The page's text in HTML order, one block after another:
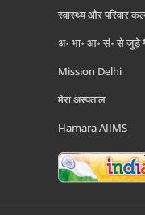
स्वास्थ्य और परिवार
अ॰ भा॰ आ॰ सं॰ से जुड़े
Mission Delhi
मेरा अस्पताल
Hamara AIIMS